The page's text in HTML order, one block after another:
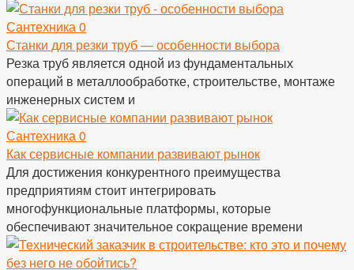
Сантехника 0
Станки для резки труб — особенности выбора
Резка труб является одной из фундаментальных
операций в металлообработке, строительстве, монтаже
инженерных систем и
Сантехника 0
Как сервисные компании развивают рынок
Для достижения конкурентного преимущества
предприятиям стоит интегрировать
многофункциональные платформы, которые
обеспечивают значительное сокращение времени